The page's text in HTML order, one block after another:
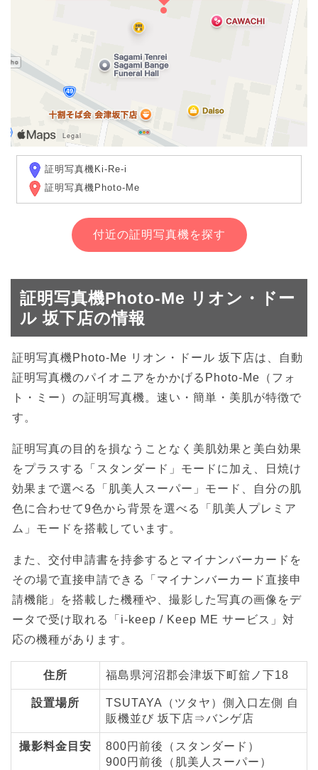
証明写真機Ki-Re-i
証明写真機Photo-Me
付近の証明写真機を探す
証明写真機Photo-Me リオン・ドー
ル 坂下店の情報
証明写真機Photo-Me リオン・ドール 坂下店は、自動
証明写真機のパイオニアをかかげるPhoto-Me（フォ
ト・ミー）の証明写真機。速い・簡単・美肌が特徴で
す。
証明写真の目的を損なうことなく美肌効果と美白効果
をプラスする「スタンダード」モードに加え、日焼け
効果まで選べる「肌美人スーパー」モード、自分の肌
色に合わせて9色から背景を選べる「肌美人プレミア
ム」モードを搭載しています。
また、交付申請書を持参するとマイナンバーカードを
その場で直接申請できる「マイナンバーカード直接申
請機能」を搭載した機種や、撮影した写真の画像をデ
ータで受け取れる「i-keep / Keep ME サービス」対
応の機種があります。
住所 福島県河沼郡会津坂下町舘ノ下18
設置場所
TSUTAYA（ツタヤ）側入口左側 自
販機並び 坂下店⇒バンゲ店
撮影料金目安
800円前後（スタンダード）
900円前後（肌美人スーパー）